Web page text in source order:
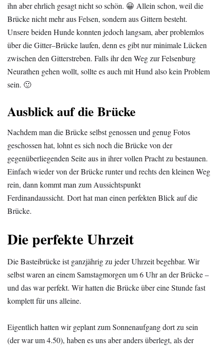
ihn aber ehrlich gesagt nicht so schön. 😀 Allein schon, weil die
Brücke nicht mehr aus Felsen, sondern aus Gittern besteht.
Unsere beiden Hunde konnten jedoch langsam, aber problemlos
über die Gitter–Brücke laufen, denn es gibt nur minimale Lücken
zwischen den Gitterstreben. Falls ihr den Weg zur Felsenburg
Neurathen gehen wollt, sollte es auch mit Hund also kein Problem
sein. 🙂
Ausblick auf die Brücke
Nachdem man die Brücke selbst genossen und genug Fotos
geschossen hat, lohnt es sich noch die Brücke von der
gegenüberliegenden Seite aus in ihrer vollen Pracht zu bestaunen.
Einfach wieder von der Brücke runter und rechts den kleinen Weg
rein, dann kommt man zum Aussichtspunkt
Ferdinandaussicht. Dort hat man einen perfekten Blick auf die
Brücke.
Die perfekte Uhrzeit
Die Basteibrücke ist ganzjährig zu jeder Uhrzeit begehbar. Wir
selbst waren an einem Samstagmorgen um 6 Uhr an der Brücke –
und das war perfekt. Wir hatten die Brücke über eine Stunde fast
komplett für uns alleine.
Eigentlich hatten wir geplant zum Sonnenaufgang dort zu sein
(der war um 4.50), haben es uns aber anders überlegt, als der